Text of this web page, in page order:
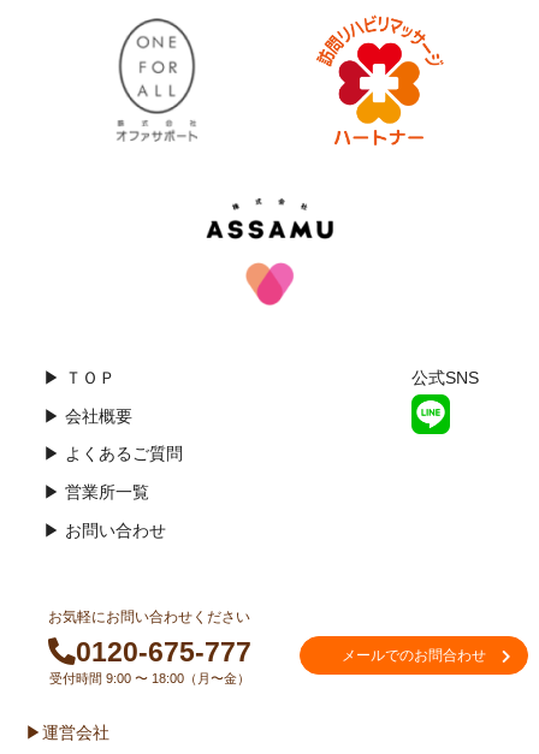
▶ ＴＯＰ
▶ 会社概要
▶ よくあるご質問
▶ 営業所一覧
▶ お問い合わせ
公式SNS
お気軽にお問い合わせください
0120-675-777
受付時間 9:00 〜 18:00（月〜金）
メールでのお問合わせ
▶運営会社